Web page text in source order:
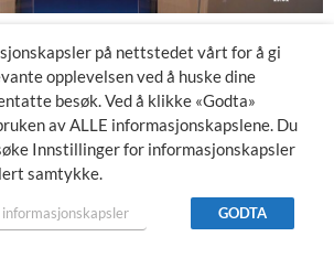
på nettstedet vårt for å gi
opplevelsen ved å huske dine
besøk. Ved å klikke «Godta»
av ALLE informasjonskapslene. Du
Innstillinger for informasjonskapsler
samtykke.
GODTA